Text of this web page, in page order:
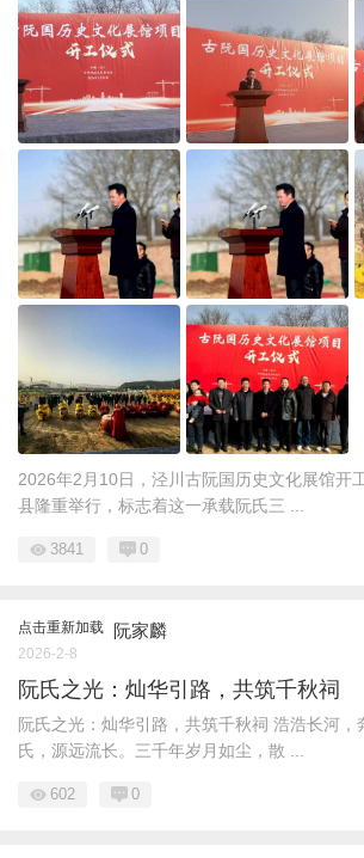
2026年2月10日，泾川古阮国历史文化展馆开
县隆重举行，标志着这一承载阮氏三 ...
3841 0
点击重新加载 阮家麟
2026-2-8
阮氏之光：灿华引路，共筑千秋祠
阮氏之光：灿华引路，共筑千秋祠 浩浩长河，
氏，源远流长。三千年岁月如尘，散 ...
602 0